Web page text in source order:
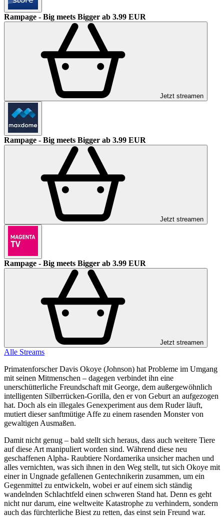
Rampage - Big meets Bigger ab 3.99 EUR
Jetzt streamen
Rampage - Big meets Bigger ab 3.99 EUR
Jetzt streamen
Rampage - Big meets Bigger ab 3.99 EUR
Jetzt streamen
Alle Streams
Primatenforscher Davis Okoye (Johnson) hat Probleme im Umgang
mit seinen Mitmenschen – dagegen verbindet ihn eine
unerschütterliche Freundschaft mit George, dem außergewöhnlich
intelligenten Silberrücken-Gorilla, den er von Geburt an aufgezogen
hat. Doch als ein illegales Genexperiment aus dem Ruder läuft,
mutiert dieser sanftmütige Affe zu einem rasenden Monster von
gewaltigen Ausmaßen.
Damit nicht genug – bald stellt sich heraus, dass auch weitere Tiere
auf diese Art manipuliert worden sind. Während diese neu
geschaffenen Alpha- Raubtiere Nordamerika unsicher machen und
alles vernichten, was sich ihnen in den Weg stellt, tut sich Okoye mit
einer in Ungnade gefallenen Gentechnikerin zusammen, um ein
Gegenmittel zu entwickeln, wobei er auf einem sich ständig
wandelnden Schlachtfeld einen schweren Stand hat. Denn es geht
nicht nur darum, eine weltweite Katastrophe zu verhindern, sondern
auch das fürchterliche Biest zu retten, das einst sein Freund war.